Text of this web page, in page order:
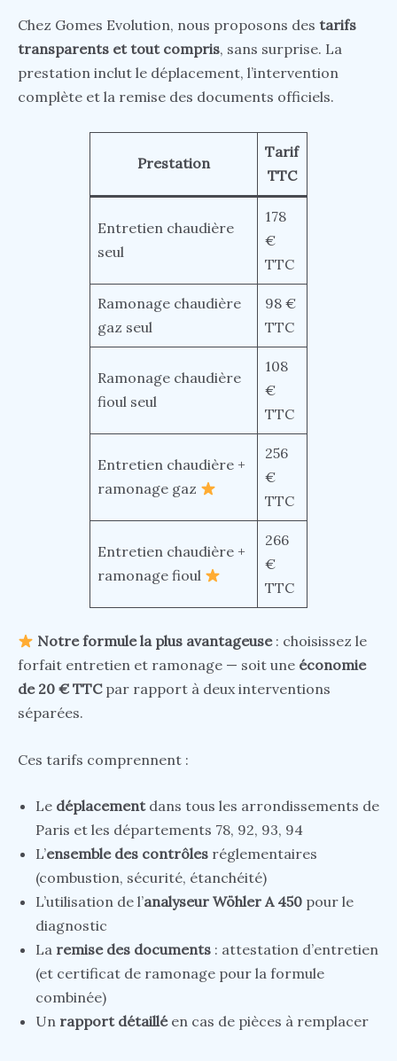
Chez Gomes Evolution, nous proposons des tarifs
transparents et tout compris, sans surprise. La
prestation inclut le déplacement, l’intervention
complète et la remise des documents officiels.
Prestation
Tarif
TTC
Entretien chaudière
seul
178
€
TTC
Ramonage chaudière
gaz seul
98 €
TTC
Ramonage chaudière
fioul seul
108
€
TTC
Entretien chaudière +
ramonage gaz
256
€
TTC
Entretien chaudière +
ramonage fioul
266
€
TTC
Notre formule la plus avantageuse: choisissez le
forfait entretien et ramonage — soit une économie
de 20 € TTCpar rapport à deux interventions
séparées.
Ces tarifs comprennent :
Le déplacementdans tous les arrondissements de
Paris et les départements 78, 92, 93, 94
L’ensemble des contrôles réglementaires
(combustion, sécurité, étanchéité)
L’utilisation de l’analyseur Wöhler A 450 pour le
diagnostic
La remise des documents : attestation d’entretien
(et certificat de ramonage pour la formule
combinée)
Un rapport détailléen cas de pièces à remplacer